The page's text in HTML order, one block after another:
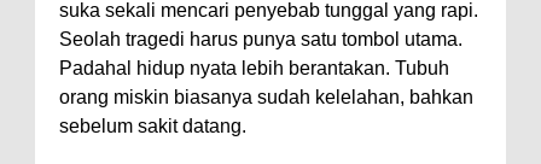
suka sekali mencari penyebab tunggal yang rapi.
Seolah tragedi harus punya satu tombol utama.
Padahal hidup nyata lebih berantakan. Tubuh
orang miskin biasanya sudah kelelahan, bahkan
sebelum sakit datang.